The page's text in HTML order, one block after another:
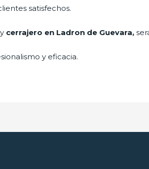
satisfechos.
cerrajero en Ladron de Guevara,
y eficacia.